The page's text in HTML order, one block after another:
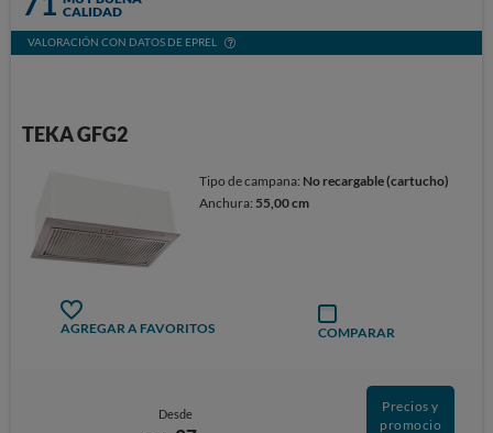
CALIDAD
VALORACIÓN CON DATOS DE EPREL
TEKA GFG2
Tipo de campana: No recargable (cartucho)
Anchura: 55,00 cm
AGREGAR A FAVORITOS COMPARAR
Desde
Precios y
promocio